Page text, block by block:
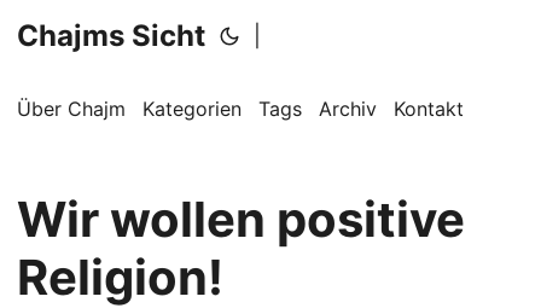
Chajms Sicht
Über Chajm Kategorien Tags Archiv Kontakt
Wir wollen positive
Religion!